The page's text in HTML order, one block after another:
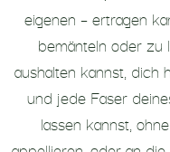
eigenen – ertragen
bemänteln oder zu
aushalten kannst, dich
und jede Faser
lassen kannst,